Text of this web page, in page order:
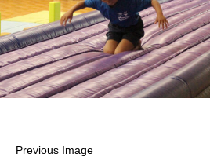
Previous Image